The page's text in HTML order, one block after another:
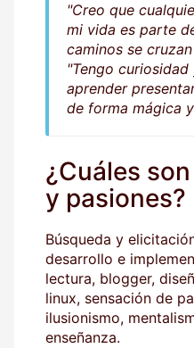
"Creo que
mi vida es parte
caminos se
"Tengo
aprender
de forma mágica
¿Cuáles
y pasiones?
Búsqueda y
desarrollo e
lectura, blogger,
linux, sensación de
ilusionismo,
enseñanza.